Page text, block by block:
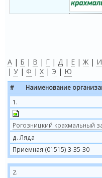
А | Б | В | Г | Д | Е | Ж | И
| У | Ф | Х | Э | Ю
# Наименование
1.
Рогозницкий крахмальный
д. Ляда
Приемная (01515) 3-35-30
2.